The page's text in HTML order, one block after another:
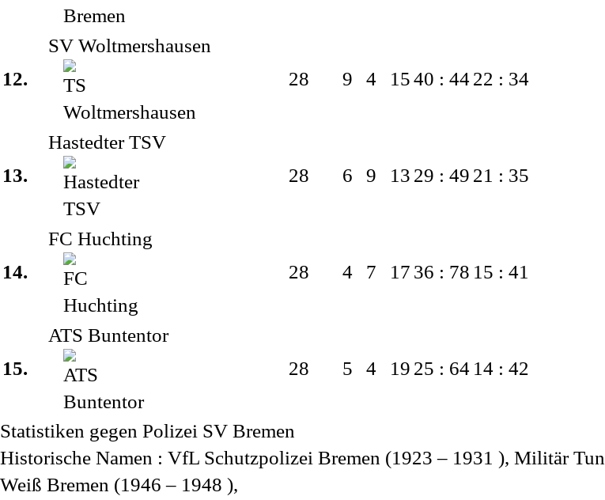
12.
SV Woltmershausen
28
9 4 1540 : 4422 : 34
13.
Hastedter TSV
28
6 9 13 29 : 49 21 : 35
14.
FC Huchting
28
4 7 17 36 : 78 15 : 41
15.
ATS Buntentor
28
5 4 19 25 : 64 14 : 42
Statistiken gegen Polizei SV Bremen
Historische Namen : VfL Schutzpolizei Bremen (1923 – 1931 ), Militär
Weiß Bremen (1946 – 1948 ),